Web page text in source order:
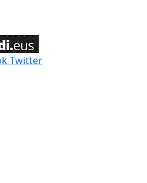
Twitter